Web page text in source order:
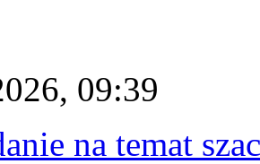
09:39
na temat